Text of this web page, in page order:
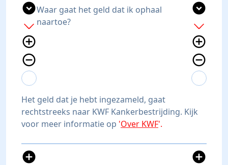
expand_circle_down
add
add_circle_outline
remove_circle_outline
expand_more
expand_less
Waar gaat het geld dat ik ophaal
naartoe?
expand_circle_down
add
add_circle_outline
remove_circle_outline
expand_more
expand_less
Het geld dat je hebt ingezameld, gaat
rechtstreeks naar KWF Kankerbestrijding. Kijk
voor meer informatie op 'Over KWF'.
add_circle
add_circle